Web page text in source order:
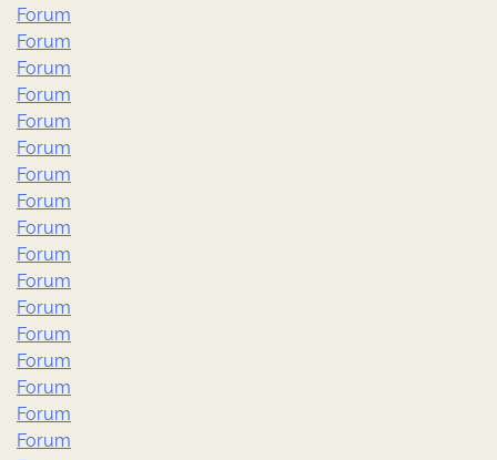
Forum
Forum
Forum
Forum
Forum
Forum
Forum
Forum
Forum
Forum
Forum
Forum
Forum
Forum
Forum
Forum
Forum